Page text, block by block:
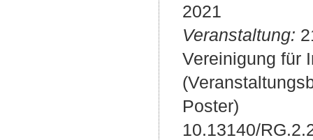
2021
Veranstaltung:
Vereinigung für
Poster)
10.13140/